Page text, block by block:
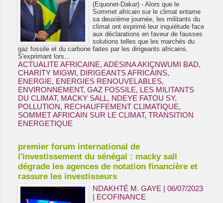
(Equonet-Dakar) - Alors que le
Sommet africain sur le climat entame
sa deuxième journée, les militants du
climat ont exprimé leur inquiétude face
aux déclarations en faveur de fausses
solutions telles que les marchés du
gaz fossile et du carbone faites par les dirigeants africains.
S'exprimant lors...
ACTUALITE AFRICAINE, ADESINA AKIÇNWUMI BAD,
CHARITY MIGWI, DIRIGEANTS AFRICAINS,
ENERGIE, ENERGIES RENOUVELABLES,
ENVIRONNEMENT, GAZ FOSSILE, LES MILITANTS
DU CLIMAT, MACKY SALL, NDEYE FATOU SY,
POLLUTION, RECHAUFFEMENT CLIMATIQUE,
SOMMET AFRICAIN SUR LE CLIMAT, TRANSITION
ENERGETIQUE
premier forum international de
l'investissement du sénégal : macky sall
dégrade les agences de notation financière et
rassure les investisseurs
NDAKHTÉ M. GAYE | 06/07/2023
| ECOFINANCE